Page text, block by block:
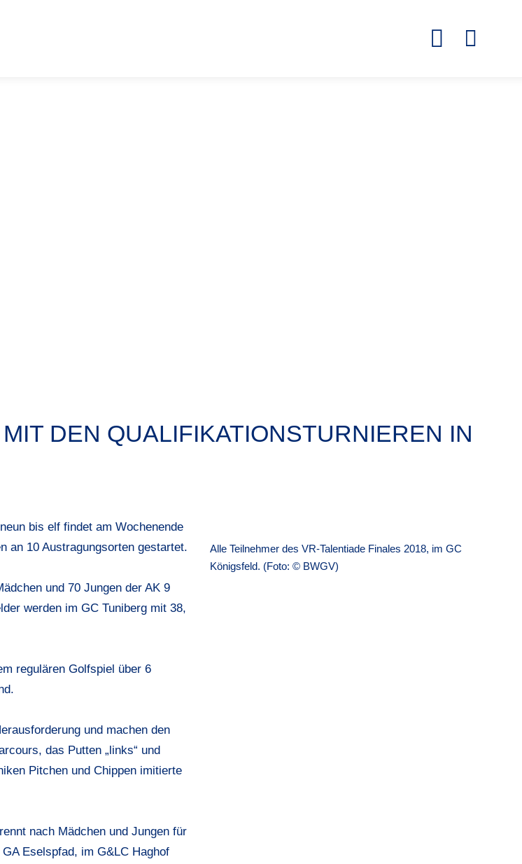
DEN QUALIFIKATIONSTURNIEREN IN
bis elf findet am Wochenende
an 10 Austragungsorten gestartet.
und 70 Jungen der AK 9
werden im GC Tuniberg mit 38,
regulären Golfspiel über 6
und machen den
das Putten „links“ und
Pitchen und Chippen imitierte
nach Mädchen und Jungen für
Eselspfad, im G&LC Haghof
Alle Teilnehmer des VR-Talentiade Finales 2018, im GC
Königsfeld. (Foto: © BWGV)